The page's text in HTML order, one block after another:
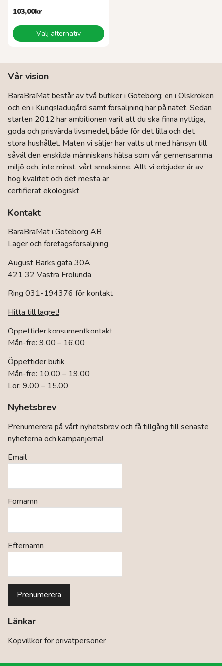
103,00kr
Välj alternativ
Den
här
flera
varianter.
olika
alternativen
kan
väljas
på
produktsidan
Vår vision
BaraBraMat består av två butiker i Göteborg; en i Olskroken
och en i Kungsladugård samt försäljning här på nätet. Sedan
starten 2012 har ambitionen varit att du ska finna nyttiga,
goda och prisvärda livsmedel, både för det lilla och det
stora hushållet. Maten vi säljer har valts ut med hänsyn till
såväl den enskilda människans hälsa som vår gemensamma
miljö och, inte minst, vårt smaksinne. Allt vi erbjuder är av
hög kvalitet och det mesta är
certifierat ekologiskt
Kontakt
BaraBraMat i Göteborg AB
Lager och företagsförsäljning
August Barks gata 30A
421 32 Västra Frölunda
Ring 031-194376 för kontakt
Hitta till lagret!
Öppettider konsumentkontakt
Mån-fre: 9.00 – 16.00
Öppettider butik
Mån-fre: 10.00 – 19.00
Lör: 9.00 – 15.00
Nyhetsbrev
Prenumerera på vårt nyhetsbrev och få tillgång till senaste
nyheterna och kampanjerna!
Email
Förnamn
Efternamn
Länkar
Köpvillkor för privatpersoner